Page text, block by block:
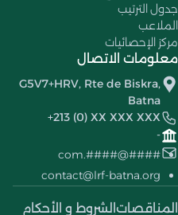
جدول الترتيب
الملاعب
مركز الإحصائيات
معلومات الاتصال
G5V7+HRV, Rte de Biskra,
Batna
+213 (0) XX XXX XXX
-
####@####.com
contact@lrf-batna.org
المناقصات الشروط و الأحكام